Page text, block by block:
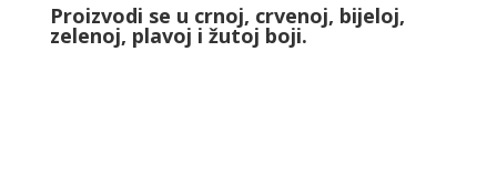
Proizvodi se u crnoj, crvenoj, bijeloj,
zelenoj, plavoj i žutoj boji.